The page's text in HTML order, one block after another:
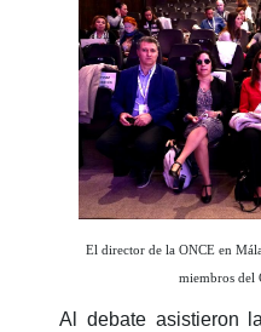
El director de la ONCE en
miembros del
Al debate asistieron